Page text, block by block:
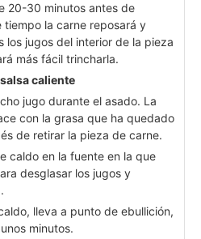
20-30 minutos antes de
tiempo la carne reposará y
los jugos del interior de la pieza
más fácil trincharla.
caliente
jugo durante el asado. La
con la grasa que ha quedado
de retirar la pieza de carne.
caldo en la fuente en la que
desglasar los jugos y
lleva a punto de ebullición,
minutos.